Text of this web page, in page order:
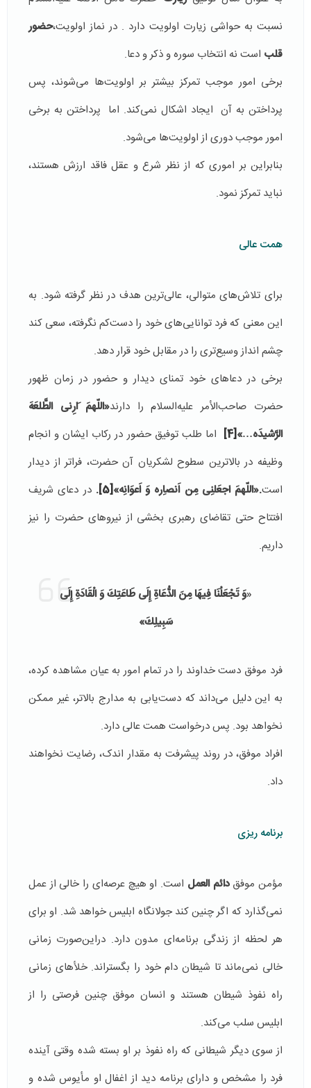
نسبت به حواشی زیارت اولویت دارد . در نماز اولویت،حضور
قلب است نه انتخاب سوره و ذکر و دعا.
برخی امور موجب تمرکز بیشتر بر اولویت‌ها می‌شوند، پس
پرداختن به آن ایجاد اشکال نمی‌کند. اما پرداختن به برخی
امور موجب دوری از اولویت‌ها می‌شود.
بنابراین بر اموری که از نظر شرع و عقل فاقد ارزش هستند،
نباید تمرکز نمود.
همت عالی
برای تلاش‌های متوالی، عالی‌ترین هدف در نظر گرفته شود. به
این معنی که فرد توانایی‌های خود را دست‌کم نگرفته، سعی کند
چشم انداز وسیع‌تری را در مقابل خود قرار دهد.
برخی در دعاهای خود تمنای دیدار و حضور در زمان ظهور
حضرت صاحب‌الأمر علیه‌السلام را دارند«اللّهمَ َارِنی الطَّلعَهَ
الرَّشیدَه…»[4]
اما طلب توفیق حضور در رکاب ایشان و انجام
وظیفه در بالاترین سطوح لشکریان آن حضرت، فراتر از دیدار
است.«اللّهمَ اجعَلنِی مِن اَنصاِره وَ اَعوَانِه»[5]
. در دعای شریف
افتتاح حتی تقاضای رهبری بخشی از نیروهای حضرت را نیز
داریم.
«وَتَجْعَلُنَا فِيهَا مِنَ الدُّعَاةِ إِلَى طَاعَتِكَ وَ الْقَادَةِ إِلَى
سَبِيلِكَ»
فرد موفق دست خداوند را در تمام امور به عیان مشاهده کرده،
به این دلیل می‌داند که دست‌یابی به مدارج بالاتر، غیر ممکن
نخواهد بود. پس درخواست همت عالی دارد.
افراد موفق، در روند پیشرفت به مقدار اندک، رضایت نخواهند
داد.
برنامه ریزی
مؤمن موفقدائم العمل است. او هیچ عرصه‌ای را خالی از عمل
نمی‌گذارد که اگر چنین کند جولانگاه ابلیس خواهد شد. او برای
هر لحظه از زندگی برنامه‌ای مدون دارد. دراین‌صورت زمانی
خالی نمی‌ماند تا شیطان دام خود را بگستراند. خلأهای زمانی
راه نفوذ شیطان هستند و انسان موفق چنین فرصتی را از
ابلیس سلب می‌کند.
از سوی دیگر شیطانی که راه نفوذ بر او بسته شده وقتی آینده
فرد را مشخص و دارای برنامه دید از اغفال او مأیوس شده و